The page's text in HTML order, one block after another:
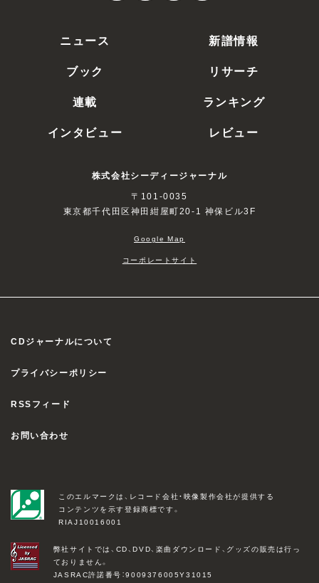
ニュース
新譜情報
ブック
リサーチ
連載
ランキング
インタビュー
レビュー
株式会社シーディージャーナル
〒101-0035
東京都千代田区神田紺屋町20-1 神保ビル3F
Google Map
コーポレートサイト
CDジャーナルについて
プライバシーポリシー
RSSフィード
お問い合わせ
このエルマークは、レコード会社・映像製作会社が提供する
コンテンツを示す登録商標です。
RIAJ10016001
弊社サイトでは、CD、DVD、楽曲ダウンロード、グッズの販売は行っ
ておりません。
JASRAC許諾番号：9009376005Y31015